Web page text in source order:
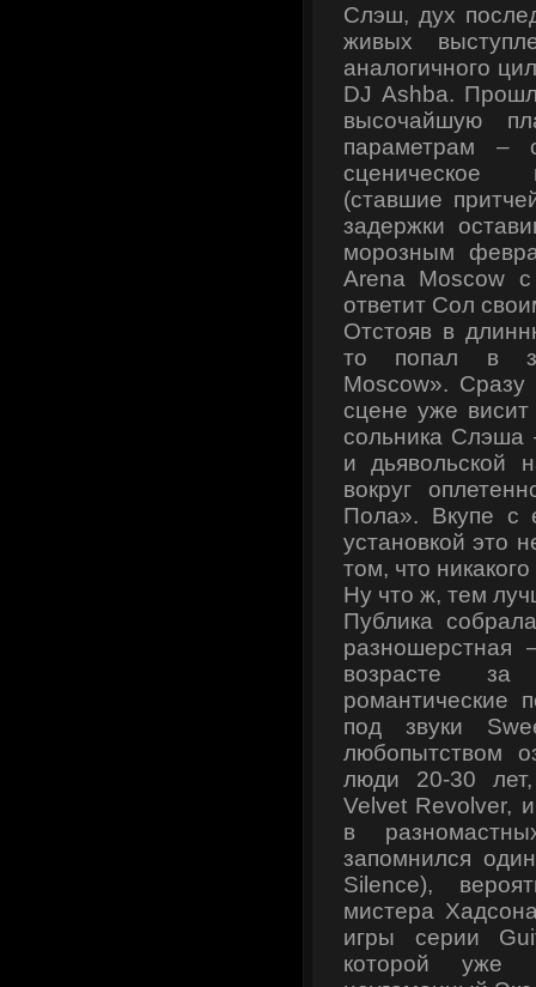
Слэш, дух
живых
аналогичного
DJ Ashba.
высочайшую
параметрам –
сценическое
(ставшие
задержки
морозным
Arena Moscow
ответит Сол
Отстояв в
то попал в
Moscow». Сразу
сцене уже
сольника Слэша
и дьявольской
вокруг
Пола». Вкупе с
установкой это
том, что
Ну что ж, тем
Публика
возрасте
романтические
под звуки
любопытством
люди 20-30
Velvet Revolver,
в
запомнился
Silence),
мистера
игры серии
которой уже